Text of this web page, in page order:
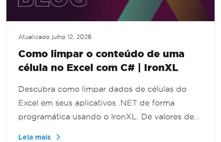
Atualizado julho 12, 2026
Como limpar o conteúdo de uma
célula no Excel com C# | IronXL
Descubra como limpar dados de células do
Excel em seus aplicativos .NET de forma
programática usando o IronXL. De valores de
Leia mais